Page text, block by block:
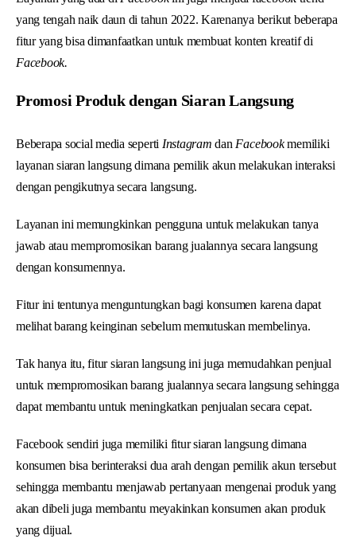
yang tengah naik daun di tahun 2022. Karenanya berikut beberapa
fitur yang bisa dimanfaatkan untuk membuat konten kreatif di
Facebook.
Promosi Produk dengan Siaran Langsung
Beberapa social media seperti Instagramdan Facebookmemiliki
layanan siaran langsung dimana pemilik akun melakukan interaksi
dengan pengikutnya secara langsung.
Layanan ini memungkinkan pengguna untuk melakukan tanya
jawab atau mempromosikan barang jualannya secara langsung
dengan konsumennya.
Fitur ini tentunya menguntungkan bagi konsumen karena dapat
melihat barang keinginan sebelum memutuskan membelinya.
Tak hanya itu, fitur siaran langsung ini juga memudahkan penjual
untuk mempromosikan barang jualannya secara langsung sehingga
dapat membantu untuk meningkatkan penjualan secara cepat.
Facebook sendiri juga memiliki fitur siaran langsung dimana
konsumen bisa berinteraksi dua arah dengan pemilik akun tersebut
sehingga membantu menjawab pertanyaan mengenai produk yang
akan dibeli juga membantu meyakinkan konsumen akan produk
yang dijual.